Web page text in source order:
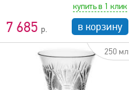
7 685
купить в 1 клик
в корзину
250 мл